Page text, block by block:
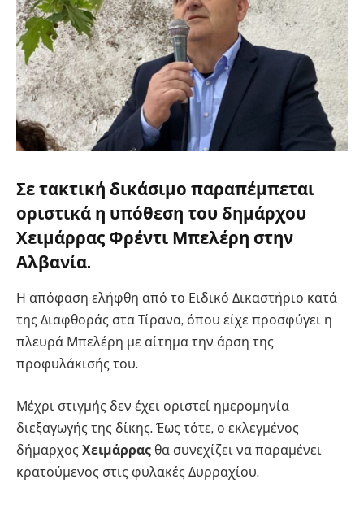
Σε τακτική δικάσιμο παραπέμπεται
οριστικά η υπόθεση του δημάρχου
Χειμάρρας Φρέντι Μπελέρη στην
Αλβανία.
Η απόφαση ελήφθη από το Ειδικό Δικαστήριο κατά
της Διαφθοράς στα Τίρανα, όπου είχε προσφύγει η
πλευρά Μπελέρη με αίτημα την άρση της
προφυλάκισής του.
Μέχρι στιγμής δεν έχει οριστεί ημερομηνία
διεξαγωγής της δίκης. Έως τότε, ο εκλεγμένος
δήμαρχος Χειμάρρας θα συνεχίζει να παραμένει
κρατούμενος στις φυλακές Δυρραχίου.